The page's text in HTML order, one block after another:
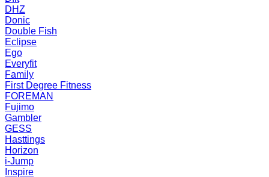
DHZ
Donic
Double Fish
Eclipse
Ego
Everyfit
Family
First Degree Fitness
FOREMAN
Fujimo
Gambler
GESS
Hasttings
Horizon
i-Jump
Inspire